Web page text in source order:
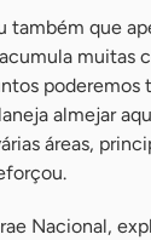
também que
muitas
poderemos
almejar
áreas,
Nacional,